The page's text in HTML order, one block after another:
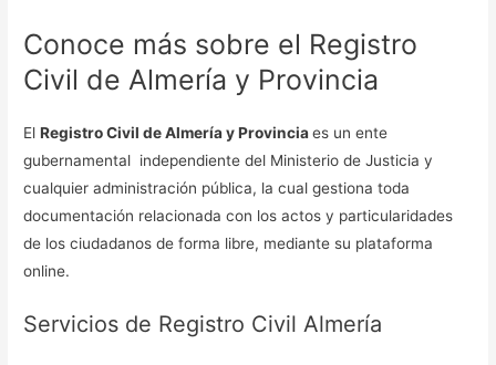
Conoce más sobre el Registro
Civil de Almería y Provincia
ElRegistro Civil de Almería y Provinciaes un ente
gubernamental independiente del Ministerio de Justicia y
cualquier administración pública, la cual gestiona toda
documentación relacionada con los actos y particularidades
de los ciudadanos de forma libre, mediante su plataforma
online.
Servicios de Registro Civil Almería